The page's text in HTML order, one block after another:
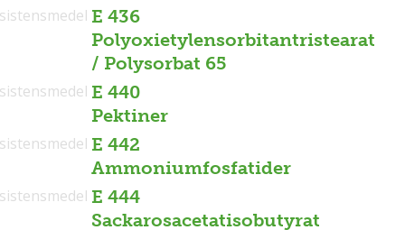
E 436
Polyoxietylensorbitantristearat
/ Polysorbat 65
E 440
Pektiner
E 442
Ammoniumfosfatider
E 444
Sackarosacetatisobutyrat